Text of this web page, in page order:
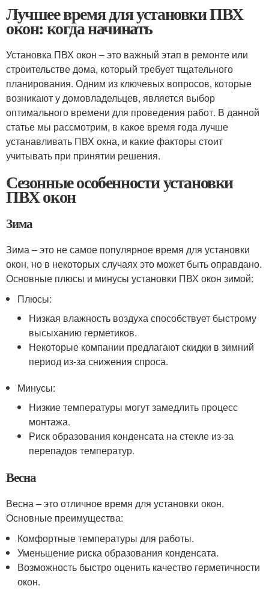
Лучшее время для установки ПВХ
окон: когда начинать
Установка ПВХ окон – это важный этап в ремонте или
строительстве дома, который требует тщательного
планирования. Одним из ключевых вопросов, которые
возникают у домовладельцев, является выбор
оптимального времени для проведения работ. В данной
статье мы рассмотрим, в какое время года лучше
устанавливать ПВХ окна, и какие факторы стоит
учитывать при принятии решения.
Сезонные особенности установки
ПВХ окон
Зима
Зима – это не самое популярное время для установки
окон, но в некоторых случаях это может быть оправдано.
Основные плюсы и минусы установки ПВХ окон зимой:
Плюсы:
Низкая влажность воздуха способствует быстрому
высыханию герметиков.
Некоторые компании предлагают скидки в зимний
период из-за снижения спроса.
Минусы:
Низкие температуры могут замедлить процесс
монтажа.
Риск образования конденсата на стекле из-за
перепадов температур.
Весна
Весна – это отличное время для установки окон.
Основные преимущества:
Комфортные температуры для работы.
Уменьшение риска образования конденсата.
Возможность быстро оценить качество герметичности
окон.